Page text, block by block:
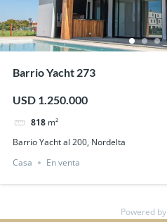
Barrio Yacht 273
USD 1.250.000
818 m²
Barrio Yacht al 200, Nordelta
Casa
En venta
Powered by